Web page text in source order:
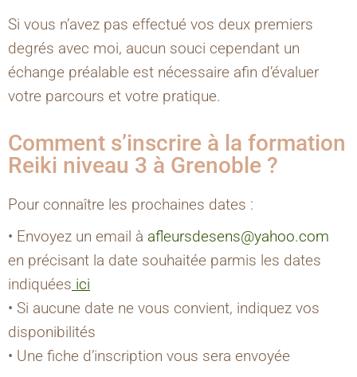
Si vous n’avez pas effectué vos deux premiers
degrés avec moi, aucun souci cependant un
échange préalable est nécessaire afin d’évaluer
votre parcours et votre pratique.
Comment s’inscrire à la formation
Reiki niveau 3 à Grenoble ?
Pour connaître les prochaines dates :
• Envoyez un email à afleursdesens@yahoo.com
en précisant la date souhaitée parmis les dates
indiquées ici
• Si aucune date ne vous convient, indiquez vos
disponibilités
• Une fiche d’inscription vous sera envoyée